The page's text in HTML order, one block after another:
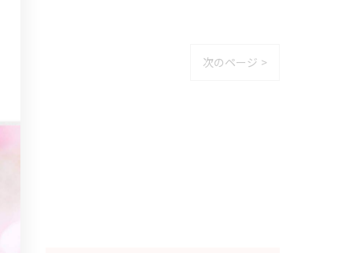
次のページ >